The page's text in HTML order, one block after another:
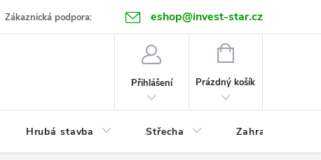
Zákaznická podpora: eshop@invest-star.cz
Kontakt
Přihlášení
NÁKUPNÍ
Prázdný košík
Hrubá stavba Střecha Zahrada